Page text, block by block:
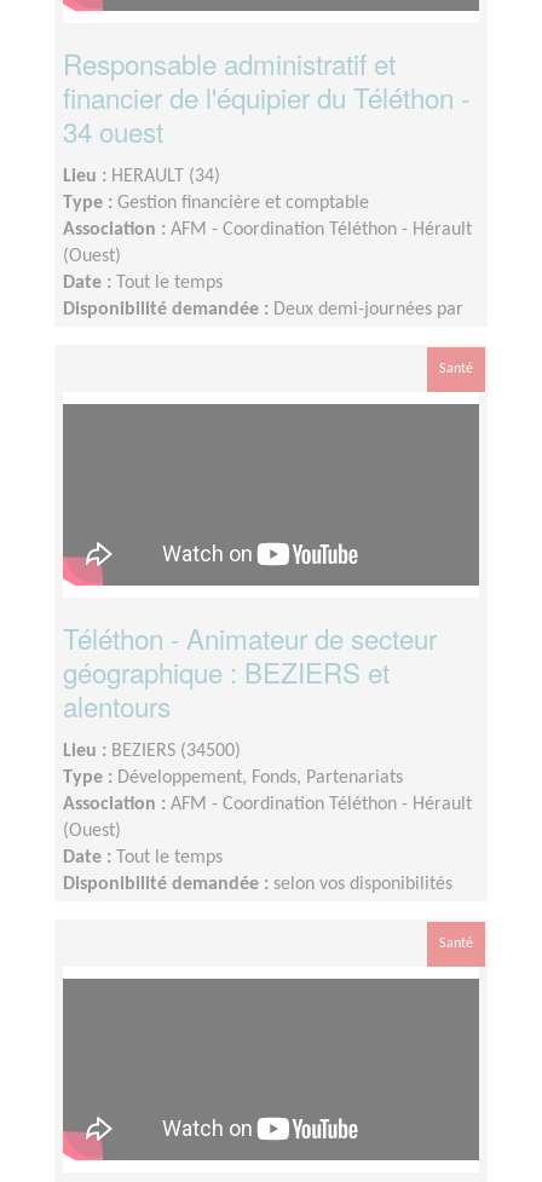
Responsable administratif et
financier de l'équipier du Téléthon -
34 ouest
Lieu : HERAULT (34)
Type : Gestion financière et comptable
Association : AFM - Coordination Téléthon - Hérault
(Ouest)
Date :
Tout le temps
Disponibilité demandée : Deux demi-journées par
Santé
Téléthon - Animateur de secteur
géographique : BEZIERS et
alentours
Lieu : BEZIERS (34500)
Type : Développement, Fonds, Partenariats
Association : AFM - Coordination Téléthon - Hérault
(Ouest)
Date :
Tout le temps
Disponibilité demandée : selon vos disponibilités
Santé